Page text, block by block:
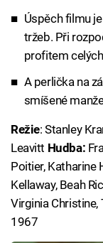
Úspěch filmu
tržeb. Při
profitem
A perlička na
smíšené
Režie: Stanley
Leavitt Hudba:
Poitier, Katharine
Kellaway, Beah
Virginia Christine,
1967